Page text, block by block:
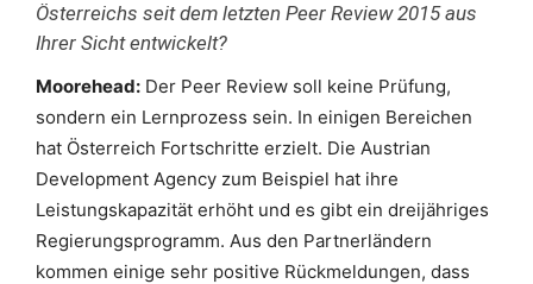
Österreichs seit dem letzten Peer Review 2015 aus
Ihrer Sicht entwickelt?
Moorehead: Der Peer Review soll keine Prüfung,
sondern ein Lernprozess sein. In einigen Bereichen
hat Österreich Fortschritte erzielt. Die Austrian
Development Agency zum Beispiel hat ihre
Leistungskapazität erhöht und es gibt ein dreijähriges
Regierungsprogramm. Aus den Partnerländern
kommen einige sehr positive Rückmeldungen, dass